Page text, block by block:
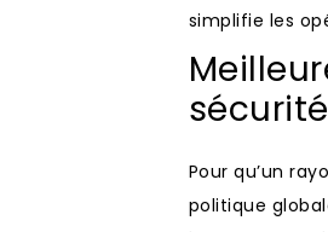
simplifie les
Pour qu’un
politique